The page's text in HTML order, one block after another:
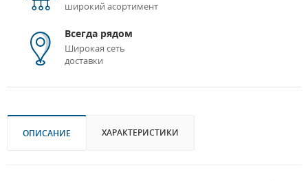
широкий асортимент
Всегда рядом
Широкая сеть
доставки
ОПИСАНИЕ ХАРАКТЕРИСТИКИ